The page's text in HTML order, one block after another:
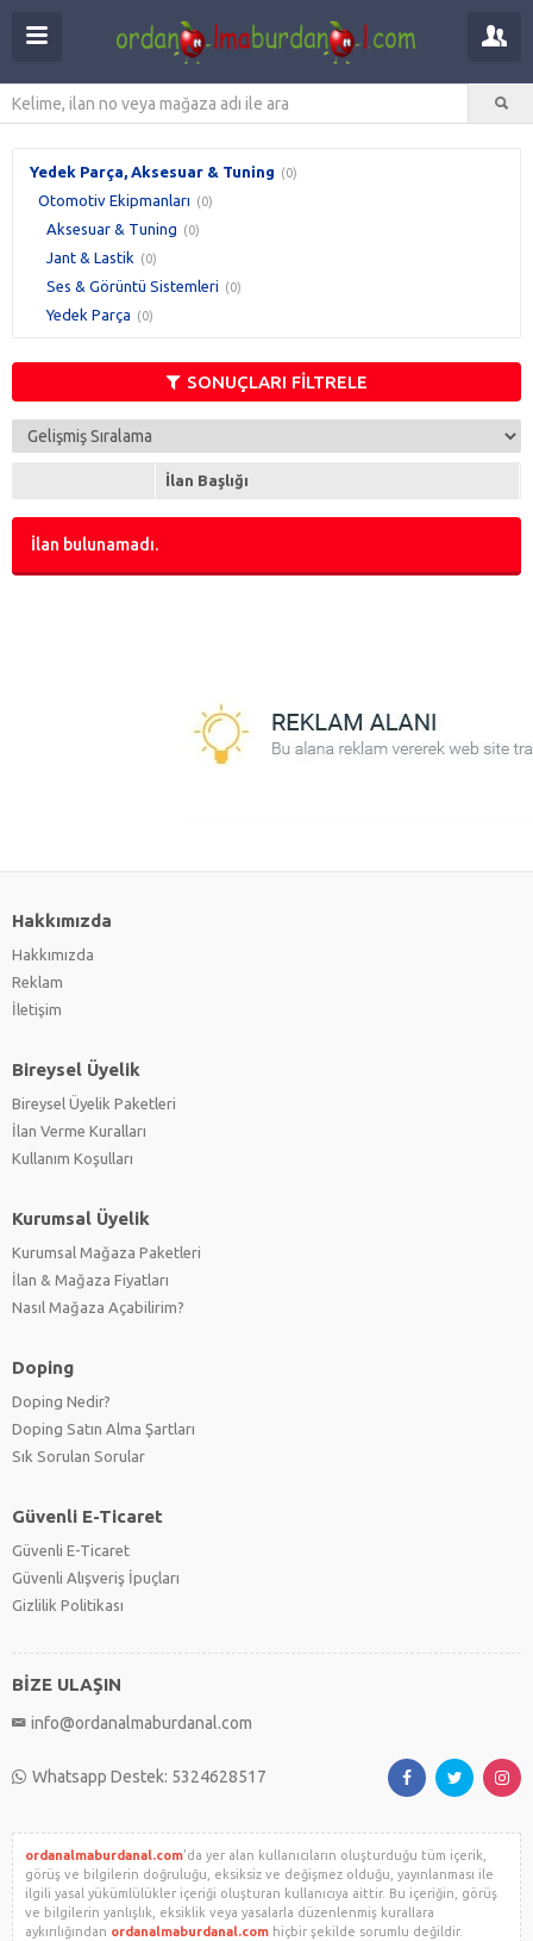
Yedek Parça, Aksesuar & Tuning (0)
Otomotiv Ekipmanları (0)
Aksesuar & Tuning (0)
Jant & Lastik (0)
Ses & Görüntü Sistemleri (0)
Yedek Parça (0)
SONUÇLARI FİLTRELE
İlan Başlığı
İlan bulunamadı.
Hakkımızda
Hakkımızda
Reklam
İletişim
Bireysel Üyelik
Bireysel Üyelik Paketleri
İlan Verme Kuralları
Kullanım Koşulları
Kurumsal Üyelik
Kurumsal Mağaza Paketleri
İlan & Mağaza Fiyatları
Nasıl Mağaza Açabilirim?
Doping
Doping Nedir?
Doping Satın Alma Şartları
Sık Sorulan Sorular
Güvenli E-Ticaret
Güvenli E-Ticaret
Güvenli Alışveriş İpuçları
Gizlilik Politikası
BİZE ULAŞIN
info@ordanalmaburdanal.com
Whatsapp Destek: 5324628517
ordanalmaburdanal.com'da yer alan kullanıcıların oluşturduğu tüm içerik,
görüş ve bilgilerin doğruluğu, eksiksiz ve değişmez olduğu, yayınlanması ile
ilgili yasal yükümlülükler içeriği oluşturan kullanıcıya aittir. Bu içeriğin, görüş
ve bilgilerin yanlışlık, eksiklik veya yasalarla düzenlenmiş kurallara
aykırılığından ordanalmaburdanal.com hiçbir şekilde sorumlu değildir.